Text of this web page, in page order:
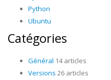
Python
Ubuntu
Catégories
Général 14 articles
Versions 26 articles